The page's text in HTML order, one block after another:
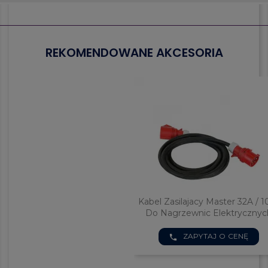
REKOMENDOWANE AKCESORIA
Kabel Zasilajacy Master 32A /
Do Nagrzewnic
phone ZAPYTAJ O CENĘ